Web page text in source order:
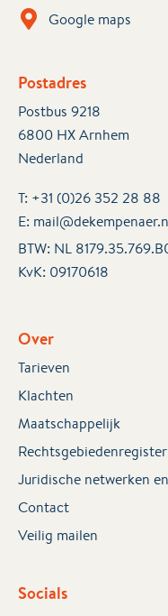
Google maps
Postadres
Postbus 9218
6800 HX Arnhem
Nederland
T: +31 (0)26 352 28 88
E:
BTW: NL
KvK: 09170618
Over
Tarieven
Klachten
Maatschappelijk
Juridische netwerken
Contact
Veilig mailen
Socials